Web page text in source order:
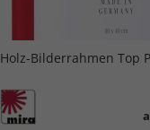
Holz-Bilderrahmen Top